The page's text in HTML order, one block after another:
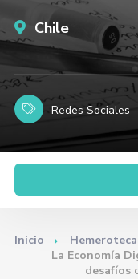
Chile
Redes Sociales
Inicio
Hemeroteca
La Economía
desafíos